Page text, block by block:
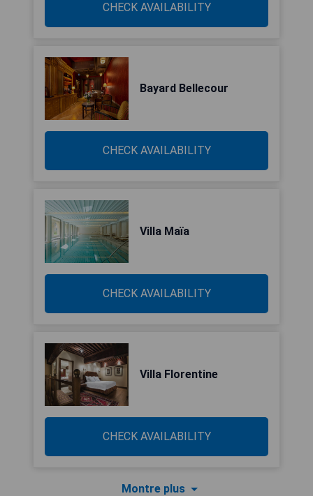
CHECK AVAILABILITY
Bayard Bellecour
CHECK AVAILABILITY
Villa Maïa
CHECK AVAILABILITY
Villa Florentine
CHECK AVAILABILITY
Montre plus